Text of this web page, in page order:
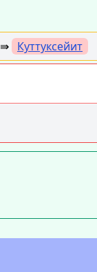
⇛ Куттуксейит